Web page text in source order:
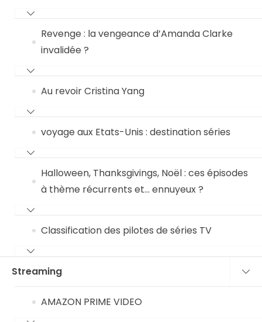
Revenge : la vengeance d’Amanda Clarke
invalidée ?
Au revoir Cristina Yang
voyage aux Etats-Unis : destination séries
Halloween, Thanksgivings, Noël : ces épisodes
à thème récurrents et… ennuyeux ?
Classification des pilotes de séries TV
Streaming
AMAZON PRIME VIDEO